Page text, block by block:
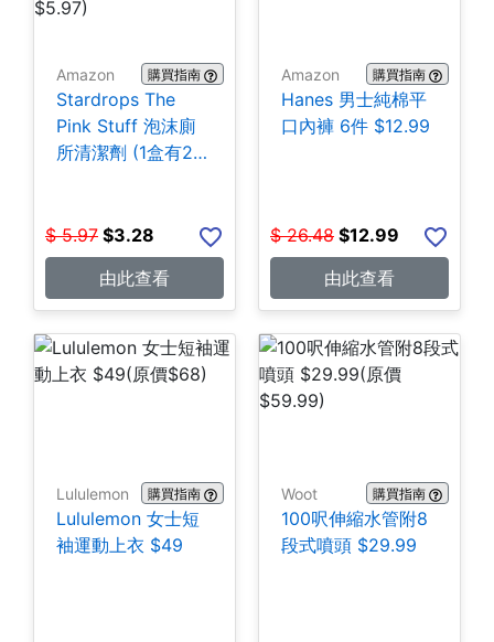
Amazon 購買指南
Stardrops The
Pink Stuff 泡沫廁
所清潔劑 (1盒有2
$ 5.97 $3.28
由此查看
Amazon 購買指南
Hanes 男士純棉平
口內褲 6件 $12.99
$ 26.48 $12.99
由此查看
Lululemon 購買指南
Lululemon 女士短
袖運動上衣 $49
Woot 購買指南
100呎伸縮水管附8
段式噴頭 $29.99